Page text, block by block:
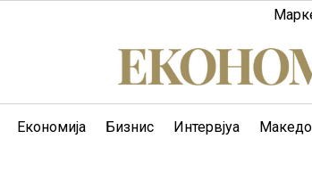
Економија Бизнис Интервјуа